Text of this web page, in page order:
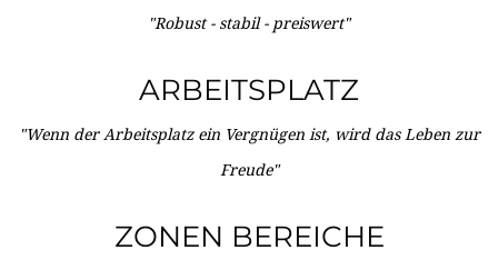
"Robust - stabil - preiswert"
ARBEITSPLATZ
"Wenn der Arbeitsplatz ein Vergnügen ist, wird das Leben zur
Freude"
ZONEN BEREICHE